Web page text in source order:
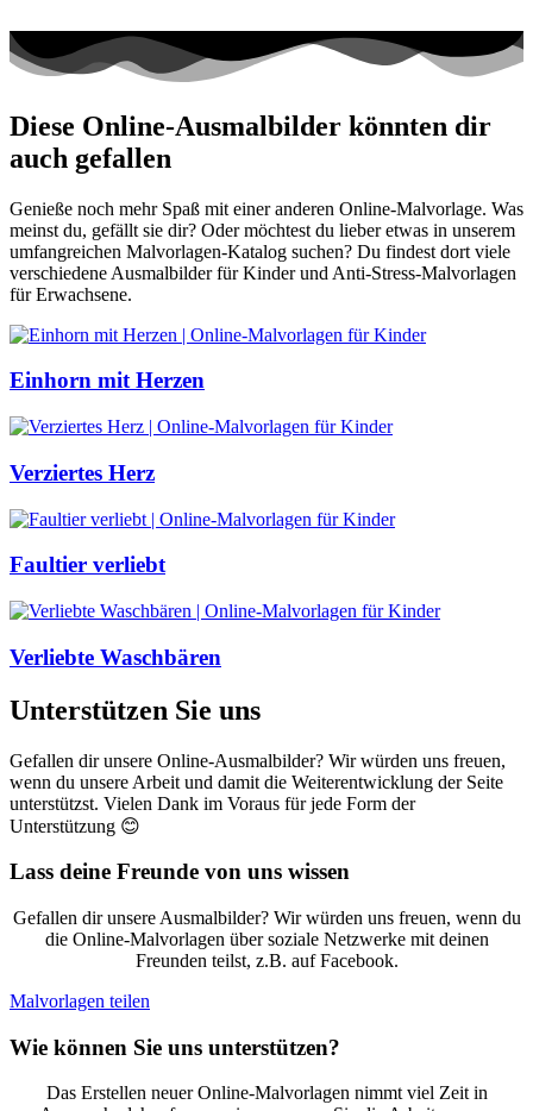
Diese Online-Ausmalbilder könnten dir
auch gefallen
Genieße noch mehr Spaß mit einer anderen Online-Malvorlage. Was
meinst du, gefällt sie dir? Oder möchtest du lieber etwas in unserem
umfangreichen Malvorlagen-Katalog suchen? Du findest dort viele
verschiedene Ausmalbilder für Kinder und Anti-Stress-Malvorlagen
für Erwachsene.
Einhorn mit Herzen
Verziertes Herz
Faultier verliebt
Verliebte Waschbären
Unterstützen Sie uns
Gefallen dir unsere Online-Ausmalbilder? Wir würden uns freuen,
wenn du unsere Arbeit und damit die Weiterentwicklung der Seite
unterstützst. Vielen Dank im Voraus für jede Form der
Unterstützung 😊
Lass deine Freunde von uns wissen
Gefallen dir unsere Ausmalbilder? Wir würden uns freuen, wenn du
die Online-Malvorlagen über soziale Netzwerke mit deinen
Freunden teilst, z.B. auf Facebook.
Malvorlagen teilen
Wie können Sie uns unterstützen?
Das Erstellen neuer Online-Malvorlagen nimmt viel Zeit in